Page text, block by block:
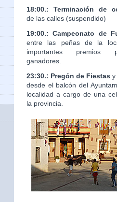
18:00.: Terminación de
de las calles (suspendido)
19:00.: Campeonato de
entre las peñas de la
importantes premios
ganadores.
23:30.: Pregón de Fiestas y
desde el balcón del
localidad a cargo de una
la provincia.